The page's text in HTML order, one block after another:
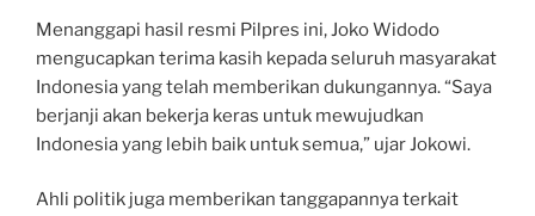
Menanggapi hasil resmi Pilpres ini, Joko Widodo
mengucapkan terima kasih kepada seluruh masyarakat
Indonesia yang telah memberikan dukungannya. “Saya
berjanji akan bekerja keras untuk mewujudkan
Indonesia yang lebih baik untuk semua,” ujar Jokowi.
Ahli politik juga memberikan tanggapannya terkait